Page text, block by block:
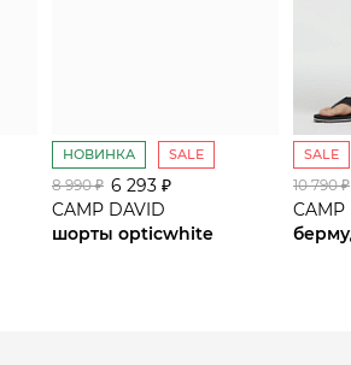
НОВИНКА SALE
8 990 ₽ 6 293 ₽
CAMP DAVID
шорты opticwhite
SALE
10 790 ₽
CAMP